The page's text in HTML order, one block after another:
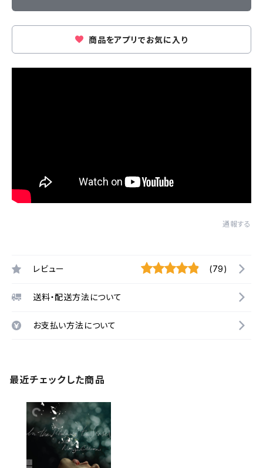
商品をアプリでお気に入り
通報する
レビュー (79)
送料・配送方法について
お支払い方法について
最近チェックした商品